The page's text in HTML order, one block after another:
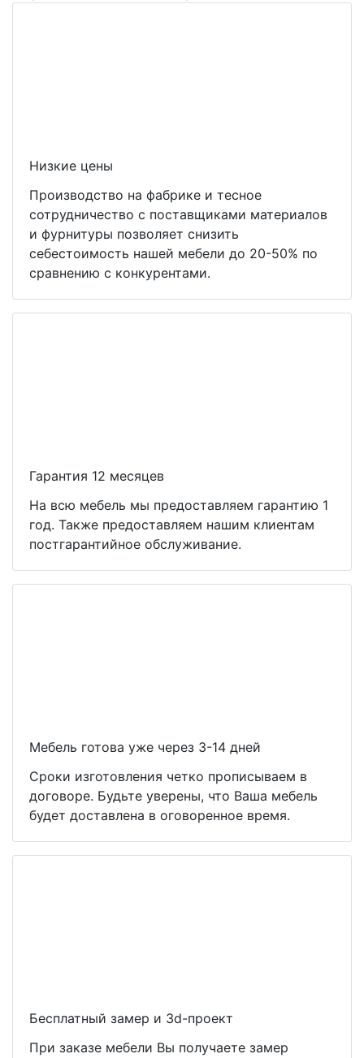
Низкие цены
Производство на фабрике и тесное
сотрудничество с поставщиками материалов
и фурнитуры позволяет снизить
себестоимость нашей мебели до 20-50% по
сравнению с конкурентами.
Гарантия 12 месяцев
На всю мебель мы предоставляем гарантию 1
год. Также предоставляем нашим клиентам
постгарантийное обслуживание.
Мебель готова уже через 3-14 дней
Сроки изготовления четко прописываем в
договоре. Будьте уверены, что Ваша мебель
будет доставлена в оговоренное время.
Бесплатный замер и 3d-проект
При заказе мебели Вы получаете замер